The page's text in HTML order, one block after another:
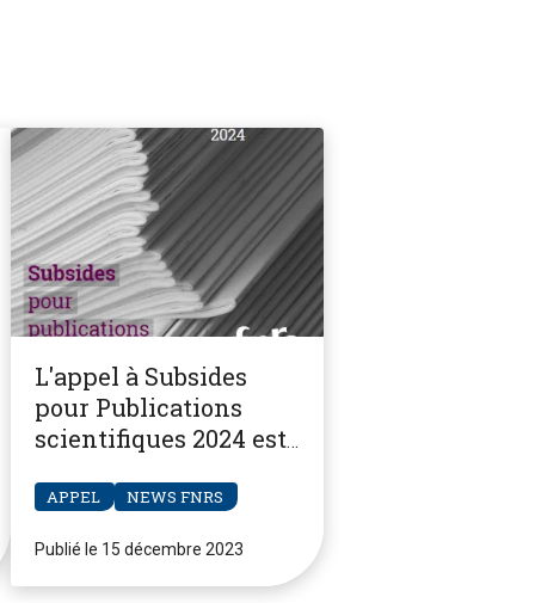
L'appel à Subsides
pour Publications
scientifiques 2024 est
APPEL NEWS FNRS
Publié le 15 décembre 2023